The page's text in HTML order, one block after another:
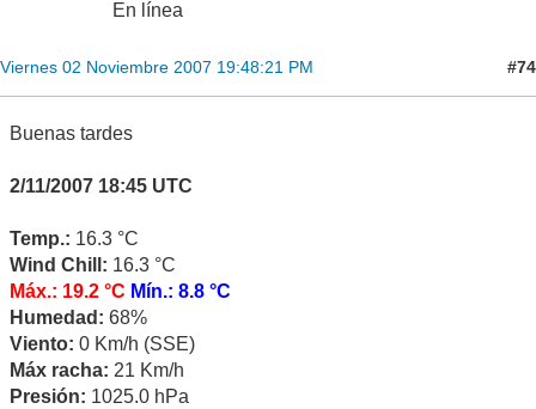
En línea
Viernes 02 Noviembre 2007 19:48:21 PM #74
Buenas tardes
2/11/2007 18:45 UTC
Temp.: 16.3 °C
Wind Chill: 16.3 °C
Máx.: 19.2 °C Mín.: 8.8 °C
Humedad: 68%
Viento: 0 Km/h (SSE)
Máx racha: 21 Km/h
Presión: 1025.0 hPa